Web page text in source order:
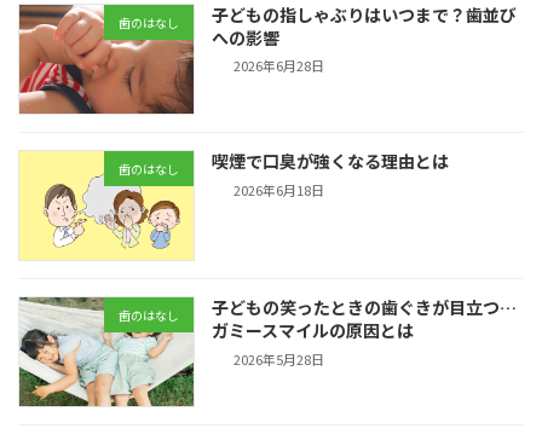
歯のはなし
子どもの指しゃぶりはいつまで？歯並び
への影響
2026年6月28日
歯のはなし 喫煙で口臭が強くなる理由とは
2026年6月18日
歯のはなし
子どもの笑ったときの歯ぐきが目立つ…
ガミースマイルの原因とは
2026年5月28日